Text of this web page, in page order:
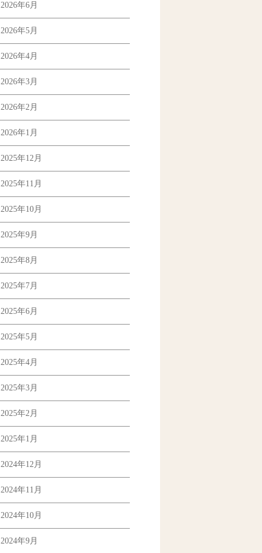
2026年6月
2026年5月
2026年4月
2026年3月
2026年2月
2026年1月
2025年12月
2025年11月
2025年10月
2025年9月
2025年8月
2025年7月
2025年6月
2025年5月
2025年4月
2025年3月
2025年2月
2025年1月
2024年12月
2024年11月
2024年10月
2024年9月